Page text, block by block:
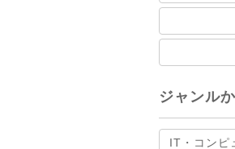
ジャンル
IT・コンピ